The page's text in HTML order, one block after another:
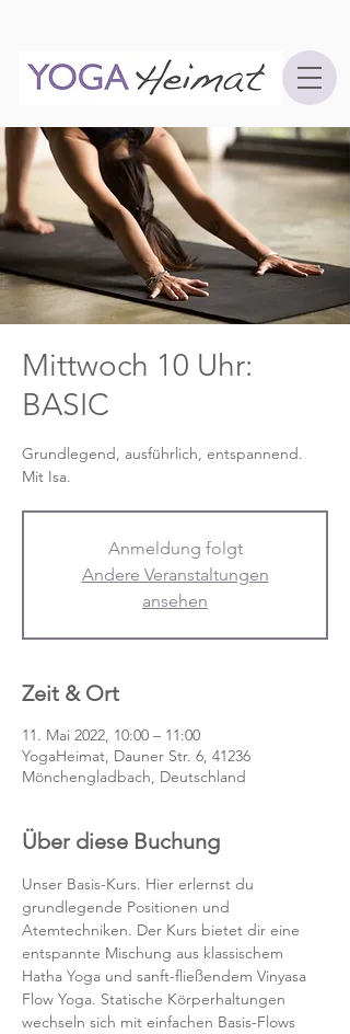
Mittwoch 10 Uhr:
BASIC
Grundlegend, ausführlich, entspannend.
Mit Isa.
Anmeldung folgt
Andere Veranstaltungen
ansehen
Zeit & Ort
11. Mai 2022, 10:00 – 11:00
YogaHeimat, Dauner Str. 6, 41236
Mönchengladbach, Deutschland
Über diese Buchung
Unser Basis-Kurs. Hier erlernst du
grundlegende Positionen und
Atemtechniken. Der Kurs bietet dir eine
entspannte Mischung aus klassischem
Hatha Yoga und sanft-fließendem Vinyasa
Flow Yoga. Statische Körperhaltungen
wechseln sich mit einfachen Basis-Flows